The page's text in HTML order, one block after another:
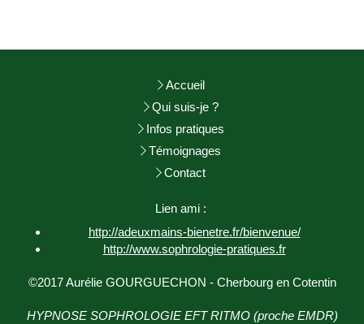
Accueil
Qui suis-je ?
Infos pratiques
Témoignages
Contact
Lien ami :
http://adeuxmains-bienetre.fr/bienvenue/
http://www.sophrologie-pratiques.fr
©2017 Aurélie GOURGUECHON - Cherbourg en Cotentin
HYPNOSE SOPHROLOGIE EFT RITMO (proche EMDR)